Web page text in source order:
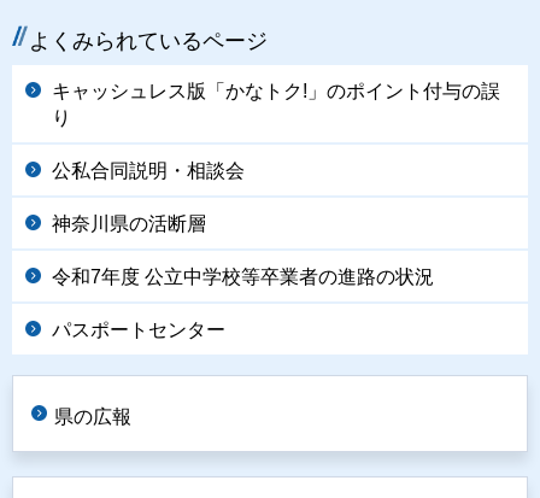
よくみられているページ
キャッシュレス版「かなトク!」のポイント付与の誤
り
公私合同説明・相談会
神奈川県の活断層
令和7年度 公立中学校等卒業者の進路の状況
パスポートセンター
県の広報